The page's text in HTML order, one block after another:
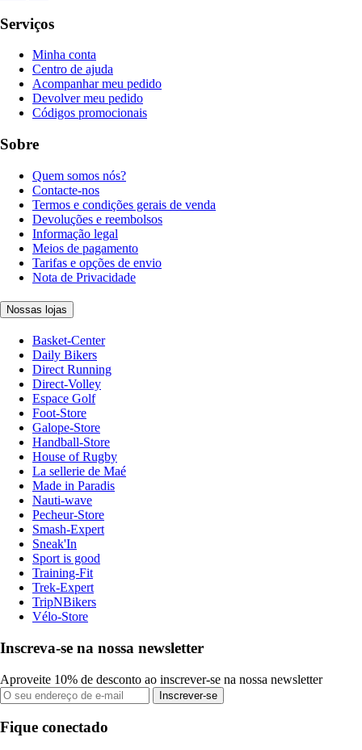
Serviços
Minha conta
Centro de ajuda
Acompanhar meu pedido
Devolver meu pedido
Códigos promocionais
Sobre
Quem somos nós?
Contacte-nos
Termos e condições gerais de venda
Devoluções e reembolsos
Informação legal
Meios de pagamento
Tarifas e opções de envio
Nota de Privacidade
Nossas lojas
Basket-Center
Daily Bikers
Direct Running
Direct-Volley
Espace Golf
Foot-Store
Galope-Store
Handball-Store
House of Rugby
La sellerie de Maé
Made in Paradis
Nauti-wave
Pecheur-Store
Smash-Expert
Sneak'In
Sport is good
Training-Fit
Trek-Expert
TripNBikers
Vélo-Store
Inscreva-se na nossa newsletter
Aproveite 10% de desconto ao inscrever-se na nossa newsletter
Inscrever-se
Fique conectado